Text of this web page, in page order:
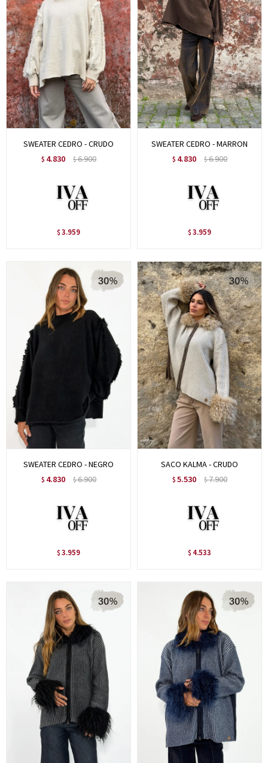
SWEATER CEDRO - CRUDO
$ 4.830 $6.900
$ 3.959
SWEATER CEDRO - MARRON
$ 4.830 $6.900
$ 3.959
SWEATER CEDRO - NEGRO
$ 4.830 $6.900
$ 3.959
SACO KALMA - CRUDO
$ 5.530 $7.900
$ 4.533